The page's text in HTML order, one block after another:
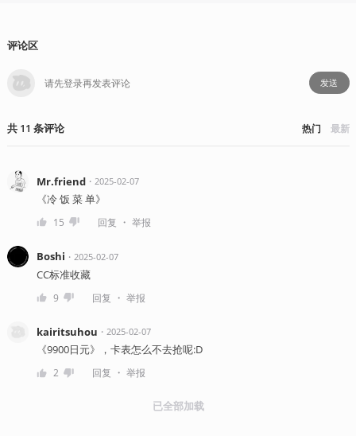
评论区
发送
共 11 条评论 热门 最新
Mr.friend・ 2025-02-07
《冷 饭 菜 单》
15 回复 ・ 举报
Boshi ・ 2025-02-07
CC标准收藏
9 回复 ・ 举报
kairitsuhou ・ 2025-02-07
《9900日元》，卡表怎么不去抢呢:D
2 回复 ・ 举报
已全部加载